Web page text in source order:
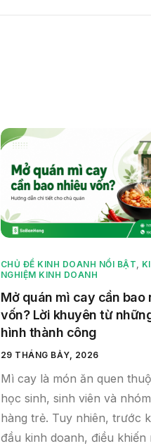
CHỦ ĐỀ KINH DOANH NỔI BẬT,
NGHIỆM KINH DOANH
Mở quán mì cay cần bao
vốn? Lời khuyên từ
hình thành công
29 THÁNG BẢY, 2026
Mì cay là món ăn quen
học sinh, sinh viên và
hàng trẻ. Tuy nhiên, trước
đầu kinh doanh, điều khiến